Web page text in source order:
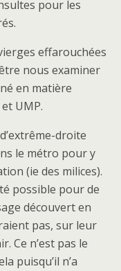
pour les
effarouchées
nous examiner
en matière
UMP.
droite
le métro pour y
(ie des milices).
possible pour de
découvert en
pas, sur leur
Ce n’est pas le
puisqu’il n’a